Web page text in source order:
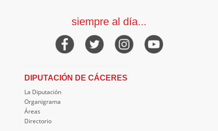
siempre al día...
DIPUTACIÓN DE CÁCERES
La Diputación
Organigrama
Áreas
Directorio